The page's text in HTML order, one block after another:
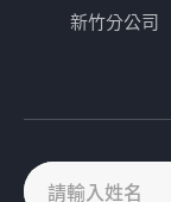
新竹分公司